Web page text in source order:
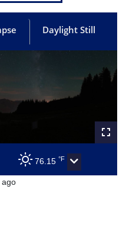
Daylight Still
76.15 °F
ago